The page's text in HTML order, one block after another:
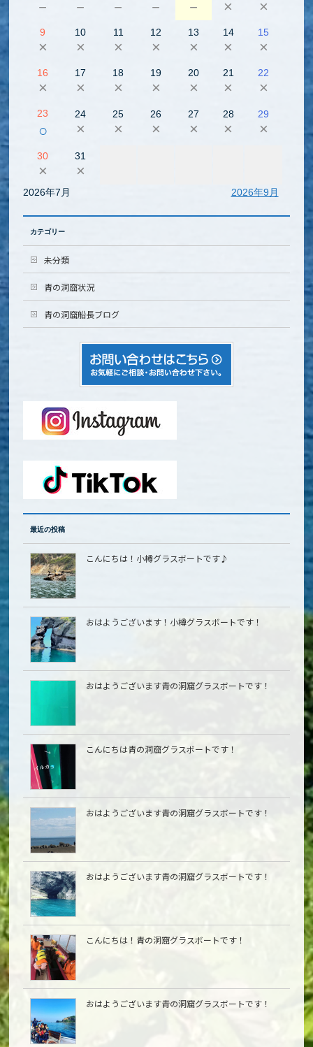
－ － － － － × ×
9
×
10
×
11
×
12
×
13
×
14
×
15
×
16
×
17
×
18
×
19
×
20
×
21
×
22
×
23
○
24
×
25
×
26
×
27
×
28
×
29
×
30
×
31
×
2026年7月 2026年9月
カテゴリー
未分類
青の洞窟状況
青の洞窟船長ブログ
最近の投稿
こんにちは！小樽グラスボートです♪
おはようございます！小樽グラスボートです！
おはようございます青の洞窟グラスボートです！
こんにちは青の洞窟グラスボートです！
おはようございます青の洞窟グラスボートです！
おはようございます青の洞窟グラスボートです！
こんにちは︎！青の洞窟グラスボートです！
おはようございます青の洞窟グラスボートです！